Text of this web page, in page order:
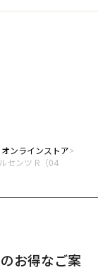
ンラインストア
センツ R（04
お得なご案